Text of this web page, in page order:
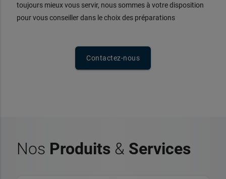
toujours mieux vous servir, nous sommes à votre disposition
pour vous conseiller dans le choix des préparations
Contactez-nous
Nos Produits& Services